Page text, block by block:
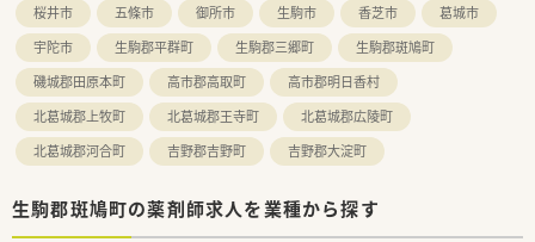
桜井市
五條市 御所市 生駒市 香芝市
葛城市
宇陀市
生駒郡平群町 生駒郡三郷町
生駒郡斑鳩町
磯城郡田原本町
高市郡高取町
高市郡明日香村
北葛城郡上牧町
北葛城郡王寺町
北葛城郡広陵町
北葛城郡河合町
吉野郡吉野町 吉野郡大淀町
生駒郡斑鳩町の薬剤師求人を業種から探す